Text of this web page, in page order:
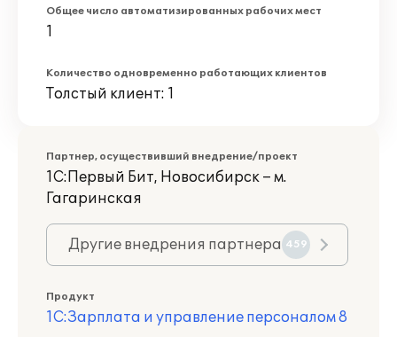
Общее число автоматизированных рабочих мест
1
Количество одновременно работающих клиентов
Толстый клиент: 1
Партнер, осуществивший внедрение/проект
1С:Первый Бит, Новосибирск – м.
Гагаринская
Другие внедрения партнера 459
Продукт
1С:Зарплата и управление персоналом 8